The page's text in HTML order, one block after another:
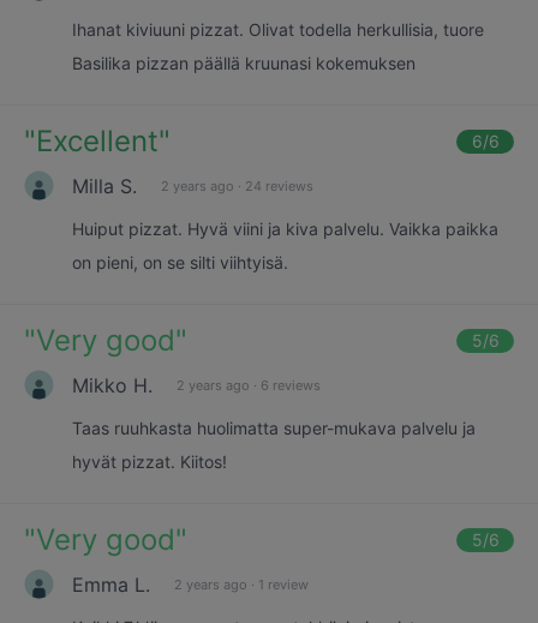
Ihanat kiviuuni pizzat. Olivat todella herkullisia, tuore
Basilika pizzan päällä kruunasi kokemuksen
"Excellent" 6/6
Milla S. 2 years ago · 24 reviews
Huiput pizzat. Hyvä viini ja kiva palvelu. Vaikka paikka
on pieni, on se silti viihtyisä.
"Very good" 5/6
Mikko H. 2 years ago · 6 reviews
Taas ruuhkasta huolimatta super-mukava palvelu ja
hyvät pizzat. Kiitos!
"Very good" 5/6
Emma L. 2 years ago · 1 review